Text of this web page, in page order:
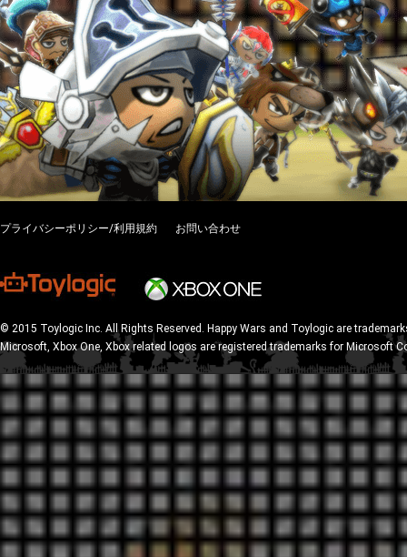
プライバシーポリシー/利用規約 お問い合わせ
© 2015 Toylogic Inc. All Rights Reserved. Happy Wars and Toylogic are
Microsoft, Xbox One, Xbox related logos are registered trademarks for Microsoft